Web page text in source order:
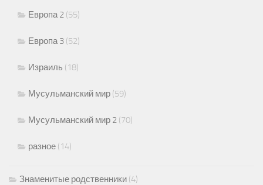
Европа 2 (55)
Европа 3 (52)
Израиль (18)
Мусульманский мир (59)
Мусульманский мир 2 (70)
разное (14)
Знаменитые родственники (4)